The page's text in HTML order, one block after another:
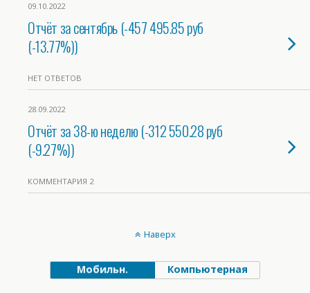
09.10.2022
Отчёт за сентябрь (-457 495.85 руб
(-13.77%))
НЕТ ОТВЕТОВ
28.09.2022
Отчёт за 38-ю неделю (-312 550.28 руб
(-9.27%))
КОММЕНТАРИЯ 2
Наверх
Мобильн. Компьютерная